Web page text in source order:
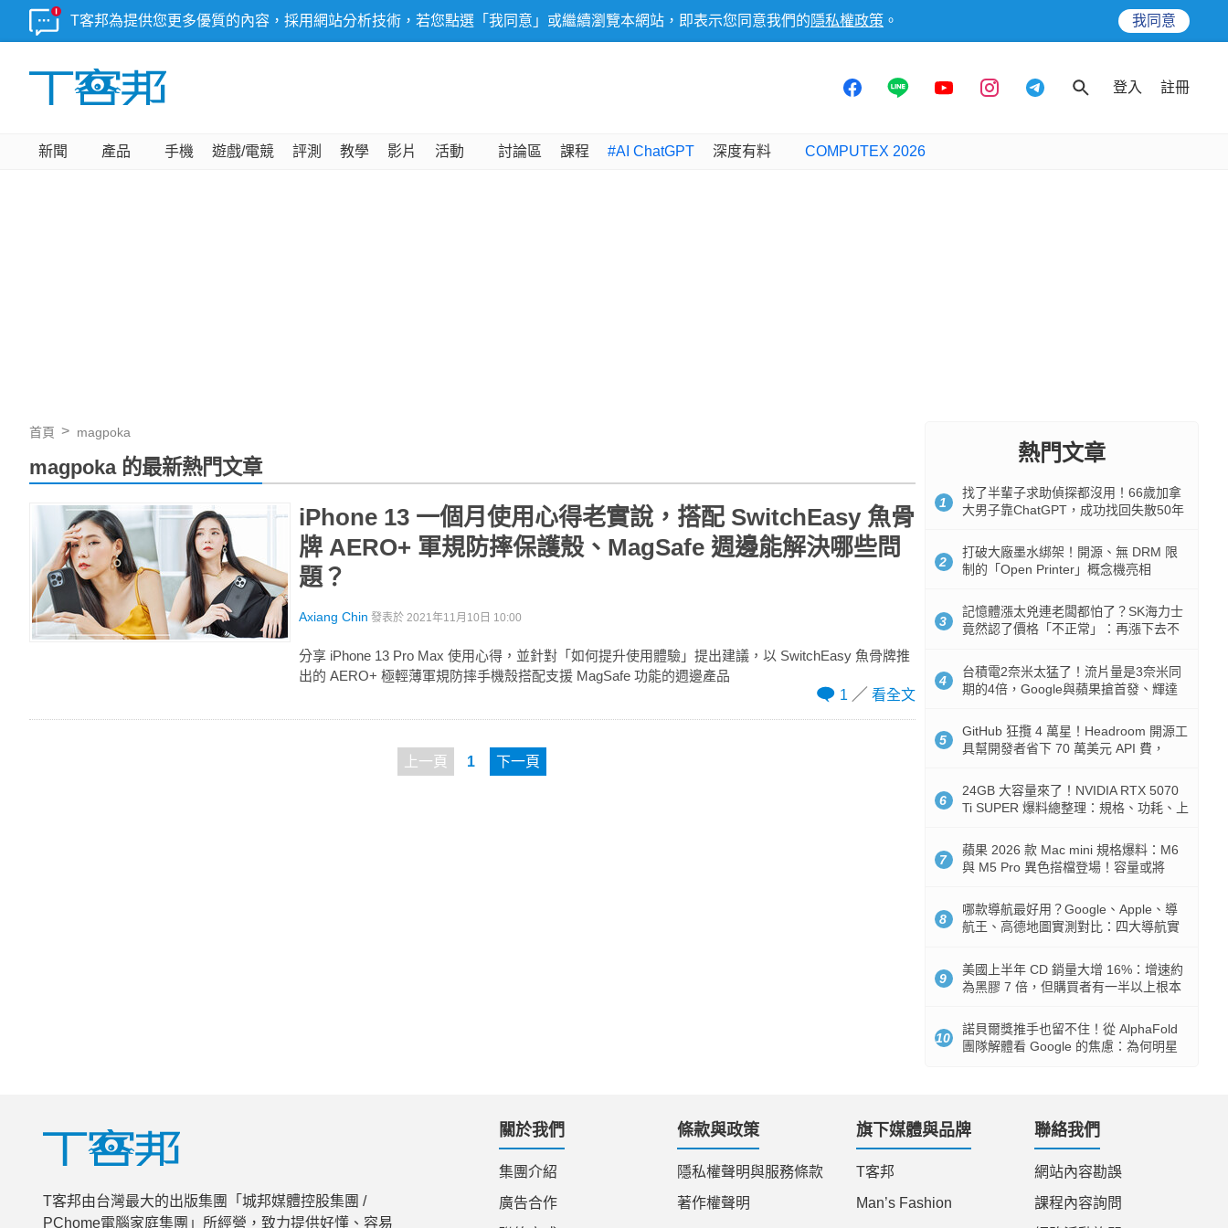
T客邦為提供您更多優質的內容，採用網站分析技術，若您點選「我同意」或繼續瀏覽本網站，即表示您同意我們的 隱私權政策 。 我同意
登入 註冊
新聞 產品 手機 遊戲/電競 評測 教學 影片 活動 討論區 課程 #AI ChatGPT 深度有料 COMPUTEX 2026
首頁 magpoka
magpoka 的最新熱門文章
iPhone 13 一個月使用心得老實說，搭配 SwitchEasy 魚骨
牌 AERO+ 軍規防摔保護殼、MagSafe 週邊能解決哪些問
題？
Axiang Chin 發表於 2021年11月10日 10:00
分享 iPhone 13 Pro Max 使用心得，並針對「如何提升使用體驗」提出建議，以 SwitchEasy 魚骨牌推
出的 AERO+ 極輕薄軍規防摔手機殼搭配支援 MagSafe 功能的週邊產品
1
看全文
上一頁 1 下一頁
熱門文章
1
找了半輩子求助偵探都沒用！66歲加拿
大男子靠ChatGPT，成功找回失散50年
2
打破大廠墨水綁架！開源、無 DRM 限
制的「Open Printer」概念機亮相
3
記憶體漲太兇連老闆都怕了？SK海力士
竟然認了價格「不正常」：再漲下去不
4
台積電2奈米太猛了！流片量是3奈米同
期的4倍，Google與蘋果搶首發、輝達
5
GitHub 狂攬 4 萬星！Headroom 開源工
具幫開發者省下 70 萬美元 API 費，
6
24GB 大容量來了！NVIDIA RTX 5070
Ti SUPER 爆料總整理：規格、功耗、上
7
蘋果 2026 款 Mac mini 規格爆料：M6
與 M5 Pro 異色搭檔登場！容量或將
8
哪款導航最好用？Google、Apple、導
航王、高德地圖實測對比：四大導航實
9
美國上半年 CD 銷量大增 16%：增速約
為黑膠 7 倍，但購買者有一半以上根本
10
諾貝爾獎推手也留不住！從 AlphaFold
團隊解體看 Google 的焦慮：為何明星
T客邦由台灣最大的出版集團「城邦媒體控股集團 /
PChome電腦家庭集團」所經營，致力提供好懂、容易
關於我們
集團介紹
廣告合作
條款與政策
隱私權聲明與服務條款
著作權聲明
旗下媒體與品牌
T客邦
Man’s Fashion
聯絡我們
網站內容勘誤
課程內容詢問